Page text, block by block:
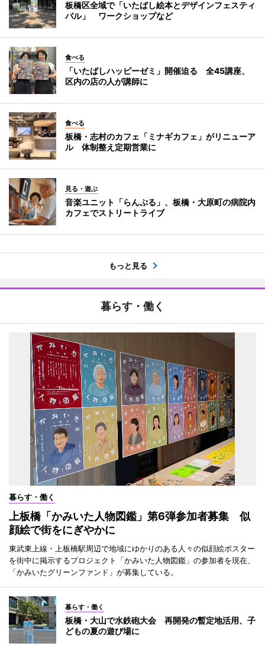
板橋区全域で「いたばし絵本とデザインフェスティ
バル」 ワークショップなど
食べる
「いたばしハッピーゼミ」開催迫る 全45講座、
区内の店の人が講師に
食べる
板橋・志村のカフェ「ミナギカフェ」がリニューア
ル 体制整え定期営業に
見る・遊ぶ
音楽ユニット「らんぷる」、板橋・大原町の病院内
カフェでストリートライブ
もっと見る
暮らす・働く
暮らす・働く
上板橋「かみいた人物図鑑」第6弾参加者募集 似
顔絵で街をにぎやかに
東武東上線・上板橋駅周辺で地域にゆかりのある人々の似顔絵ポスター
を街中に掲示するプロジェクト「かみいた人物図鑑」の参加者を現在、
「かみいたグリーンファンド」が募集している。
暮らす・働く
板橋・大山で水鉄砲大会 再開発の暫定地活用、子
どもの夏の遊び場に